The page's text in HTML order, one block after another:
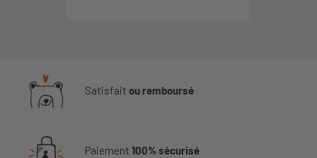
Satisfait ou remboursé
Paiement 100% sécurisé